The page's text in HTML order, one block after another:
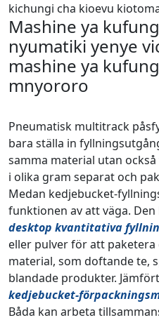
kichungi cha kioevu
Mashine ya
nyumatiki yenye
mashine ya
mnyororo
Pneumatisk multitrack
bara ställa in
samma material utan
i olika gram separat och
Medan kedjebucket-
funktionen av att väga.
desktop kvantitativa
eller pulver för att paketera
material, som doftande te,
blandade produkter.
kedjebucket-
Båda kan arbeta